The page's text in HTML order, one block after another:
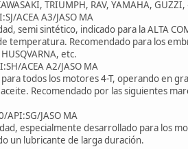
TRIUMPH, RAV, YAMAHA, GUZZI,
ACEA A3/JASO MA
semi sintético, indicado para la ALTA
temperatura. Recomendado para los
etc.
ACEA A2/JASO MA
todos los motores 4-T, operando en
Recomendado por las siguientes
API:SG/JASO MA
especialmente desarrollado para los
un lubricante de larga duración.